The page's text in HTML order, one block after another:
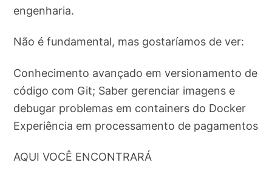
engenharia.
Não é fundamental, mas gostaríamos de ver:
Conhecimento avançado em versionamento de
código com Git; Saber gerenciar imagens e
debugar problemas em containers do Docker
Experiência em processamento de pagamentos
AQUI VOCÊ ENCONTRARÁ